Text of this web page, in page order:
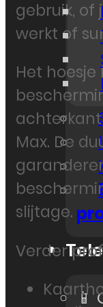
gebruik, of
werkt of
Het
achterkant
Max. De
slijtage.
Verder